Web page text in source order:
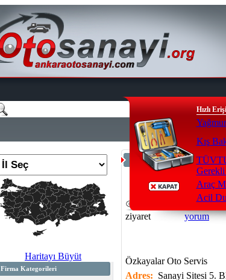
Haritayı Büyüt
Firma Kategorileri
Hızlı
Kış
Araç
Acil
Anasayfa>Cam / Kilit / Anahtar
ziyaret
4
yorum
Özkayalar Oto Servis
Adres: Sanayi Sitesi 5.